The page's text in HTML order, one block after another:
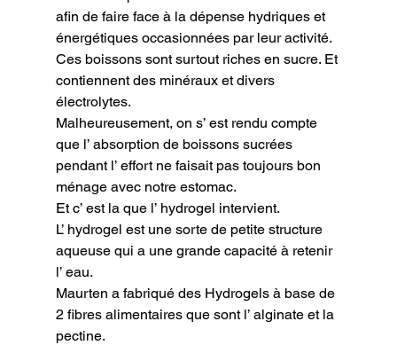
afin de faire face à la dépense hydriques et
énergétiques occasionnées par leur activité.
Ces boissons sont surtout riches en sucre. Et
contiennent des minéraux et divers
électrolytes.
Malheureusement, on s’ est rendu compte
que l’ absorption de boissons sucrées
pendant l’ effort ne faisait pas toujours bon
ménage avec notre estomac.
Et c’ est la que l’ hydrogel intervient.
L’ hydrogel est une sorte de petite structure
aqueuse qui a une grande capacité à retenir
l’ eau.
Maurten a fabriqué des Hydrogels à base de
2 fibres alimentaires que sont l’ alginate et la
pectine.